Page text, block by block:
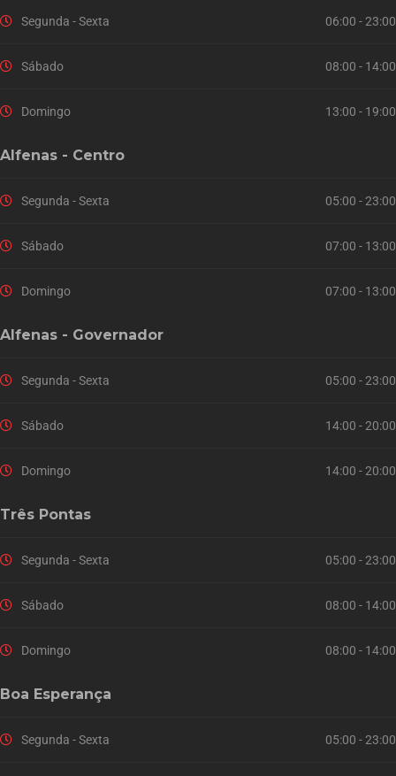
Segunda - Sexta 06:00 - 23:00
Sábado 08:00 - 14:00
Domingo 13:00 - 19:00
Alfenas - Centro
Segunda - Sexta 05:00 - 23:00
Sábado 07:00 - 13:00
Domingo 07:00 - 13:00
Alfenas - Governador
Segunda - Sexta 05:00 - 23:00
Sábado 14:00 - 20:00
Domingo 14:00 - 20:00
Três Pontas
Segunda - Sexta 05:00 - 23:00
Sábado 08:00 - 14:00
Domingo 08:00 - 14:00
Boa Esperança
Segunda - Sexta 05:00 - 23:00